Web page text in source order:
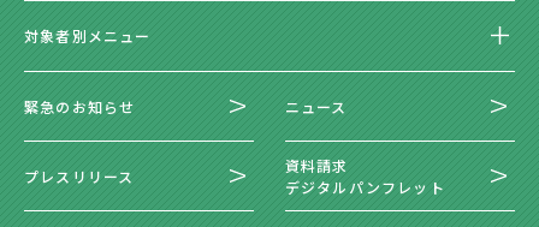
対象者別メニュー
緊急のお知らせ ニュース
プレスリリース
資料請求
デジタルパンフレット